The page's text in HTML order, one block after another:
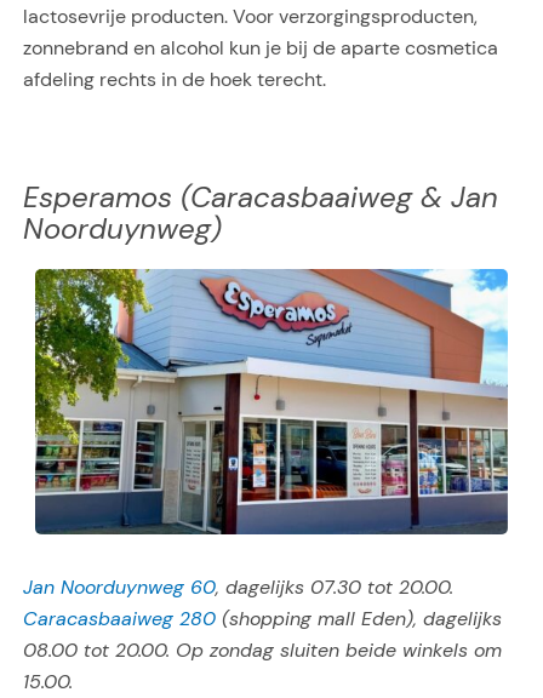
lactosevrije producten. Voor verzorgingsproducten,
zonnebrand en alcohol kun je bij de aparte cosmetica
afdeling rechts in de hoek terecht.
Esperamos (Caracasbaaiweg & Jan
Noorduynweg)
Jan Noorduynweg 60, dagelijks 07.30 tot 20.00.
Caracasbaaiweg 280(shopping mall Eden), dagelijks
08.00 tot 20.00. Op zondag sluiten beide winkels om
15.00.